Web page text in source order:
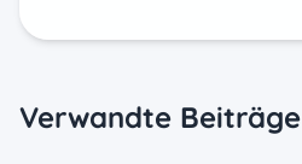
Verwandte Beiträge